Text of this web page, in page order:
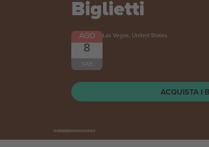
Biglietti
AGO
8
SAB
Las Vegas, United States
ACQUISTA I